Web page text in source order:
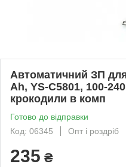
Автоматичний ЗП
Ah, YS-C5801, 100-
крокодили в комп
Готово до відправки
Код: 06345
Опт і роздріб
235 ₴